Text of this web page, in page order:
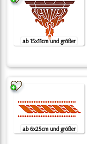
ab 15x11cm und größer
ab 6x25cm und größer